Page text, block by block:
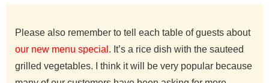
Please also remember to tell each table of guests about
our new menu special . It’s a rice dish with the sauteed
grilled vegetables. I think it will be very popular because